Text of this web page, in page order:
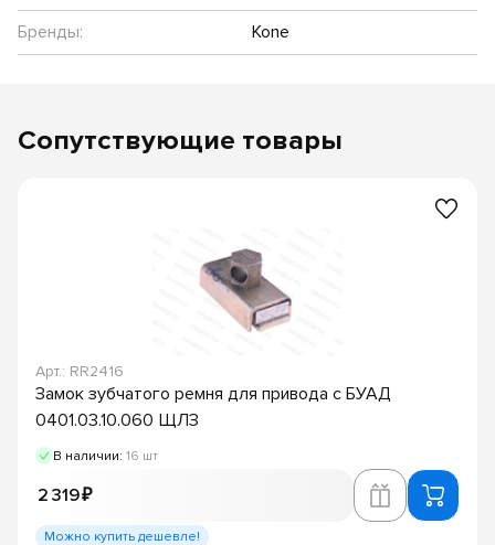
Бренды:
Kone
Сопутствующие товары
Арт.: RR2416
Замок зубчатого ремня для привода с БУАД
0401.03.10.060 ЩЛЗ
В наличии: 16 шт
2 319 ₽
Можно купить дешевле!